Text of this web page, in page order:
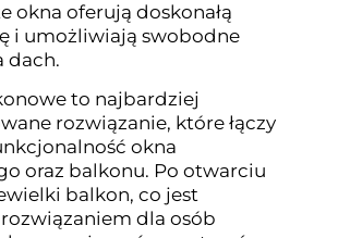
okna oferują doskonałą
i umożliwiają swobodne
dach.
to najbardziej
rozwiązanie, które łączy
okna
oraz balkonu. Po otwarciu
balkon, co jest
dla osób